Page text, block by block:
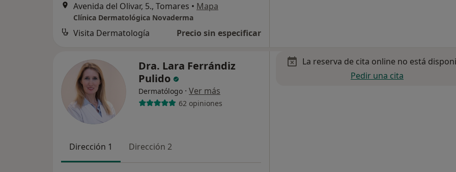
Avenida del Olivar, 5., Tomares • Mapa
Clínica Dermatológica Novaderma
Visita Dermatología Precio sin especificar
Dra. Lara Ferrándiz
Pulido
Dermatólogo · Ver más
62 opiniones
Dirección 1 Dirección 2
La reserva de cita online no está
Pedir una cita